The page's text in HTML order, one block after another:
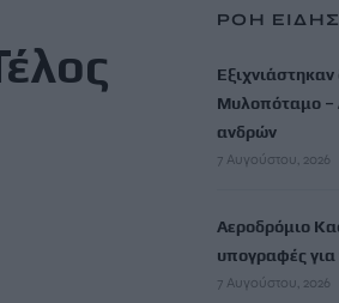
ΡΟΗ
Μυλοπόταμο –
ανδρών
7 Αυγούστου, 2026
Αεροδρόμιο
υπογραφές
7 Αυγούστου, 2026